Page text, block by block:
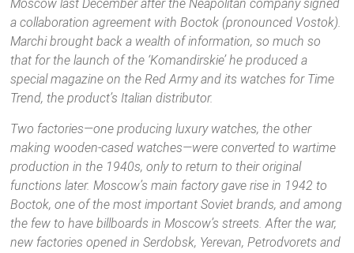
Moscow last December after the Neapolitan company signed
a collaboration agreement with Boctok (pronounced Vostok).
Marchi brought back a wealth of information, so much so
that for the launch of the ‘Komandirskie’ he produced a
special magazine on the Red Army and its watches for Time
Trend, the product’s Italian distributor.
Two factories—one producing luxury watches, the other
making wooden-cased watches—were converted to wartime
production in the 1940s, only to return to their original
functions later. Moscow’s main factory gave rise in 1942 to
Boctok, one of the most important Soviet brands, and among
the few to have billboards in Moscow’s streets. After the war,
new factories opened in Serdobsk, Yerevan, Petrodvorets and